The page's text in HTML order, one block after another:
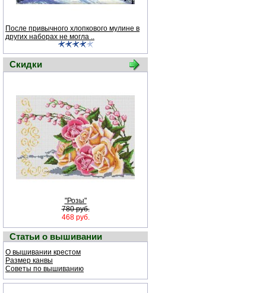
После привычного хлопкового мулине в
других наборах не могла ..
Скидки
"Розы"
780 руб.
468 руб.
Статьи о вышивании
О вышивании крестом
Размер канвы
Советы по вышиванию